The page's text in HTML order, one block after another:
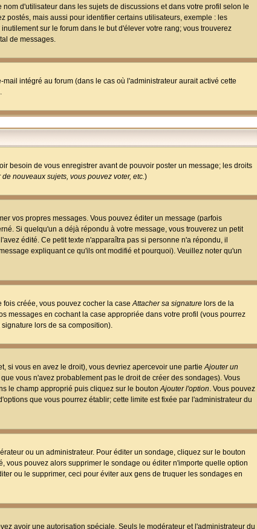
d'utilisateur dans les sujets de discussions et dans votre profil selon le
postés, mais aussi pour identifier certains utilisateurs, exemple : les
sur le forum dans le but d'élever votre rang; vous trouverez
de messages.
intégré au forum (dans le cas où l'administrateur aurait activé cette
besoin de vous enregistrer avant de pouvoir poster un message; les droits
nouveaux sujets, vous pouvez voter, etc.)
vos propres messages. Vous pouvez éditer un message (parfois
Si quelqu'un a déjà répondu à votre message, vous trouverez un petit
édité. Ce petit texte n'apparaîtra pas si personne n'a répondu, il
expliquant ce qu'ils ont modifié et pourquoi). Veuillez noter qu'un
fois créée, vous pouvez cocher la caseAttacher sa signature lors de la
messages en cochant la case appropriée dans votre profil (vous pourrez
lors de sa composition).
si vous en avez le droit), vous devriez apercevoir une partieAjouter un
vous n'avez probablement pas le droit de créer des sondages). Vous
le champ approprié puis cliquez sur le boutonAjouter l'option. Vous pouvez
que vous pourrez établir; cette limite est fixée par l'administrateur du
ou un administrateur. Pour éditer un sondage, cliquez sur le bouton
vous pouvez alors supprimer le sondage ou éditer n'importe quelle option
ou le supprimer, ceci pour éviter aux gens de truquer les sondages en
avoir une autorisation spéciale. Seuls le modérateur et l'administrateur du